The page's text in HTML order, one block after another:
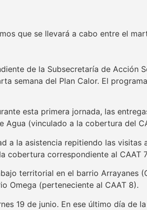
que se llevará a cabo entre el
de la Subsecretaría de Acción
semana del Plan Calor. El
esta primera jornada, las
Agua (vinculado a la cobertura del
a la asistencia repitiendo las visitas
cobertura correspondiente al CAAT
territorial en el barrio
Omega (perteneciente al CAAT 8).
19 de junio. En ese último día